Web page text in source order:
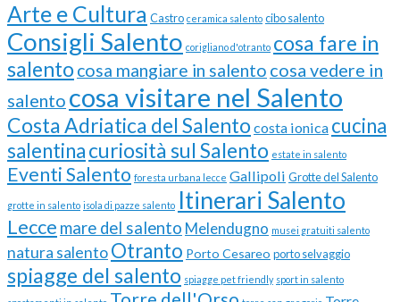
Arte e Cultura Castro ceramica salento cibo salento
Consigli Salento corigliano d'otranto cosa fare in
salentocosa mangiare in salento cosa vedere in
salento cosa visitare nel Salento
Costa Adriatica del Salento costa ionica cucina
salentinacuriosità sul Salento estate in salento
Eventi Salento foresta urbana lecce Gallipoli Grotte del Salento
grotte in salento isola di pazze salento Itinerari Salento
Lecce mare del salento Melendugno musei gratuiti salento
natura salentoOtranto Porto Cesareo porto selvaggio
spiagge del salento spiagge pet friendly sport in salento